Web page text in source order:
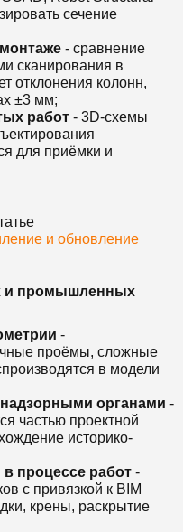
сечение
- сравнение
сканирования в
отклонения колонн,
±3 мм;
работ - 3D-схемы
для приёмки и
и обновление
и промышленных
-
проёмы, сложные
в модели
органами -
частью проектной
историко-
процессе работ -
с привязкой к BIM
крены, раскрытие